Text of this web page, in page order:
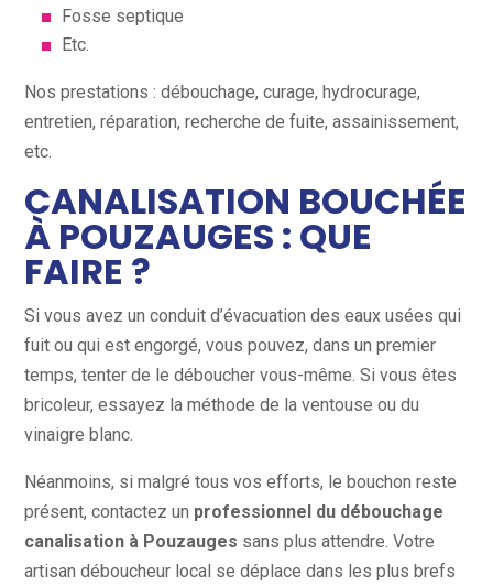
Fosse septique
Etc.
Nos prestations : débouchage, curage, hydrocurage,
entretien, réparation, recherche de fuite, assainissement,
etc.
CANALISATION BOUCHÉE
À POUZAUGES : QUE
FAIRE ?
Si vous avez un conduit d’évacuation des eaux usées qui
fuit ou qui est engorgé, vous pouvez, dans un premier
temps, tenter de le déboucher vous-même. Si vous êtes
bricoleur, essayez la méthode de la ventouse ou du
vinaigre blanc.
Néanmoins, si malgré tous vos efforts, le bouchon reste
présent, contactez un professionnel du débouchage
canalisation à Pouzauges sans plus attendre. Votre
artisan déboucheur local se déplace dans les plus brefs